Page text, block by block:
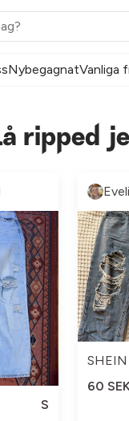
NybegagnatVanliga
ripped
S
SHEIN
60